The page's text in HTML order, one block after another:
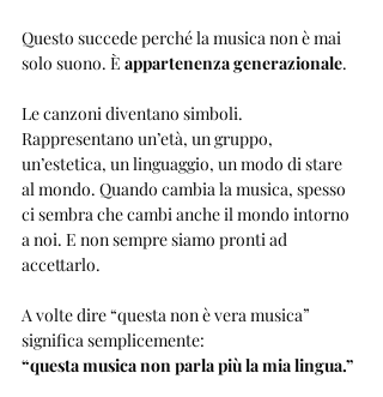
Questo succede perché la musica non è mai
solo suono. È appartenenza generazionale.
Le canzoni diventano simboli.
Rappresentano un’età, un gruppo,
un’estetica, un linguaggio, un modo di stare
al mondo. Quando cambia la musica, spesso
ci sembra che cambi anche il mondo intorno
a noi. E non sempre siamo pronti ad
accettarlo.
A volte dire “questa non è vera musica”
significa semplicemente:
“questa musica non parla più la mia lingua.”